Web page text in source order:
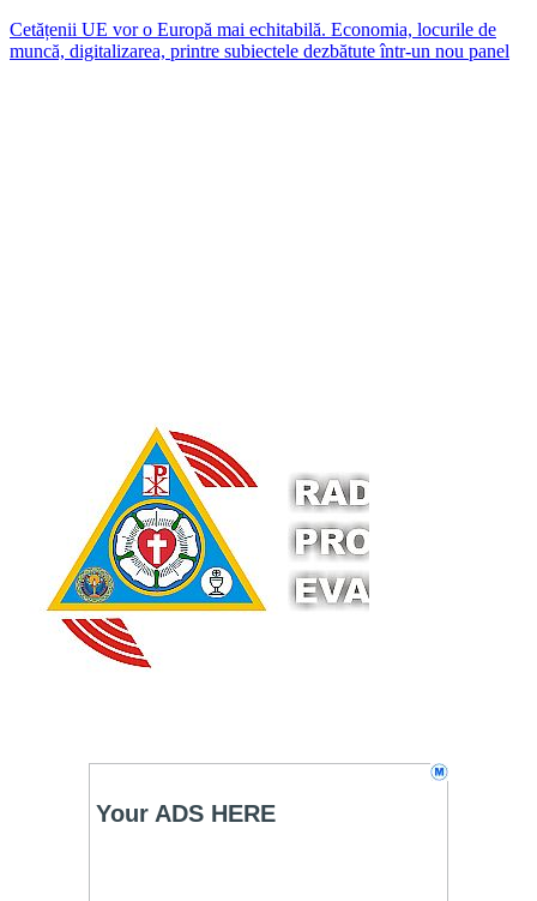
Cetățenii UE vor o Europă mai echitabilă. Economia, locurile de
muncă, digitalizarea, printre subiectele dezbătute într-un nou panel